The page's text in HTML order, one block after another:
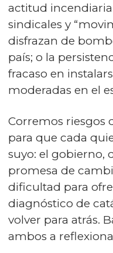
actitud
sindicales y
disfrazan de
país; o la
fracaso en
moderadas en el
Corremos riesgos
para que cada
suyo: el gobierno,
promesa de
dificultad para
diagnóstico de
volver para atrás.
ambos a